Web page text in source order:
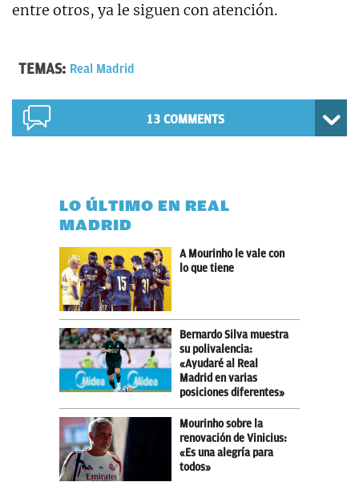
entre otros, ya le siguen con atención.
TEMAS: Real Madrid
13 COMMENTS
LO ÚLTIMO EN REAL
MADRID
A Mourinho le vale con
lo que tiene
Bernardo Silva muestra
su polivalencia:
«Ayudaré al Real
Madrid en varias
posiciones diferentes»
Mourinho sobre la
renovación de Vinicius:
«Es una alegría para
todos»